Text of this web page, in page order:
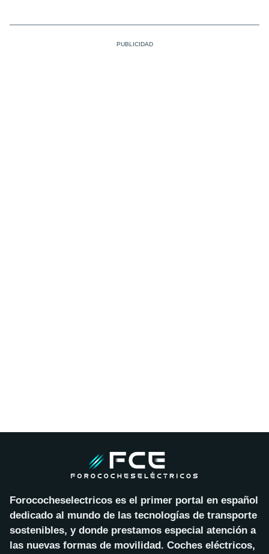
Forococheselectricos es el primer portal en español
dedicado al mundo de las tecnologías de transporte
sostenibles, y donde prestamos especial atención a
las nuevas formas de movilidad. Coches eléctricos,